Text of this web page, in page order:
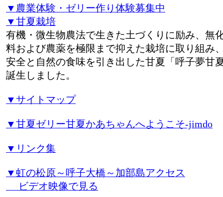
▼農業体験・ゼリー作り体験募集中
▼甘夏栽培
有機・微生物農法で生きた土づくりに励み、無
料および農薬を極限まで抑えた栽培に取り組み
安全と自然の食味を引き出した甘夏「呼子夢甘
誕生しました。
▼サイトマップ
▼甘夏ゼリー甘夏かあちゃんへようこそ-jimdo
▼リンク集
▼虹の松原～呼子大橋～加部島アクセス
ビデオ映像で見る